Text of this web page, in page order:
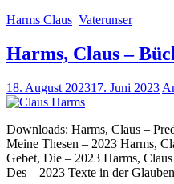
Harms Claus Vaterunser
Harms, Claus –
18. August 202317. Juni 2023
Downloads: Harms, Claus –
Meine Thesen – 2023 Harms,
Gebet, Die – 2023 Harms,
Des – 2023 Texte in der